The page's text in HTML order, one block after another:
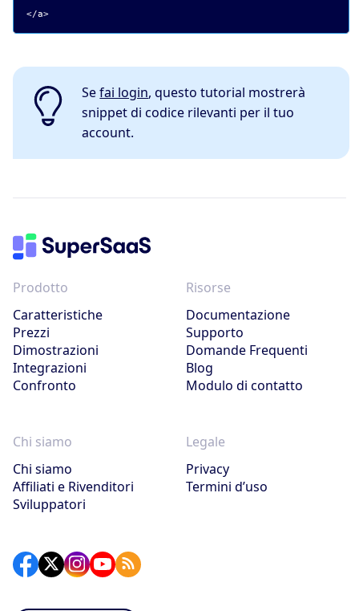
</a>
Sefai login, questo tutorial mostrerà
snippet di codice rilevanti per il tuo
account.
Prodotto
Caratteristiche
Prezzi
Dimostrazioni
Integrazioni
Confronto
Risorse
Documentazione
Supporto
Domande Frequenti
Blog
Modulo di contatto
Chi siamo
Chi siamo
Affiliati e Rivenditori
Sviluppatori
Legale
Privacy
Termini d’uso